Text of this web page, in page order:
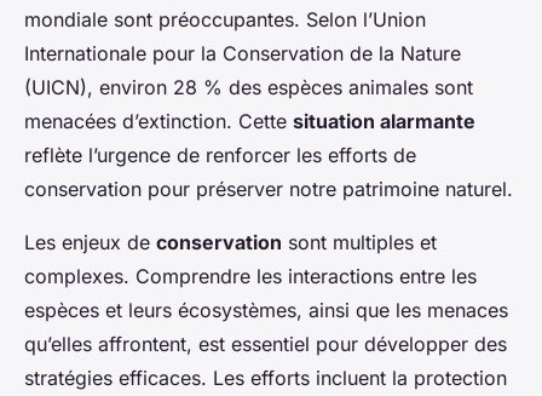
mondiale sont préoccupantes. Selon l’Union
Internationale pour la Conservation de la Nature
(UICN), environ 28 % des espèces animales sont
menacées d’extinction. Cette situation alarmante
reflète l’urgence de renforcer les efforts de
conservation pour préserver notre patrimoine naturel.
Les enjeux de conservation sont multiples et
complexes. Comprendre les interactions entre les
espèces et leurs écosystèmes, ainsi que les menaces
qu’elles affrontent, est essentiel pour développer des
stratégies efficaces. Les efforts incluent la protection